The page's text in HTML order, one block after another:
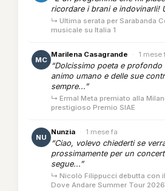
ricordare i brani e indovinarli!
↳ Ultima serata per Sarabanda
musicale su Italia 1
MC
Marilena Casagrande · 1 mese
“Dolcissimo poeta e
animo umano e delle sue
sempre...”
↳ Ermal Meta premiato alla
prestigioso Premio SIAE
NU
Nunzia · 1 mese fa
“Ciao, volevo chiederti se
prossimamente per un
segue...”
↳ Nicolò Filippucci debutta con
Dove Andare Summer Tour 2026